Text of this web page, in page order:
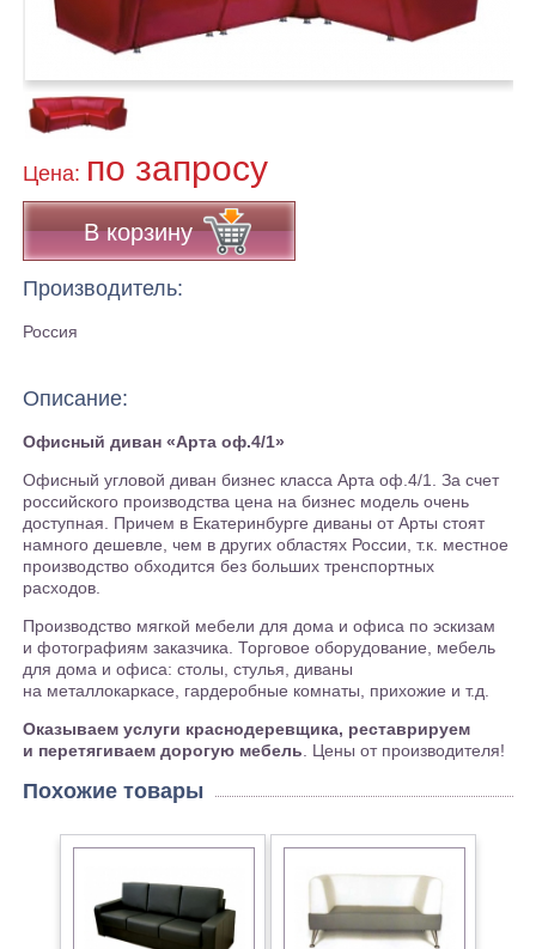
Цена: по запросу
В корзину
Производитель:
Россия
Описание:
Офисный диван «Арта оф.4/1»
Офисный угловой диван бизнес класса Арта оф.4/1. За счет
российского производства цена на бизнес модель очень
доступная. Причем в Екатеринбурге диваны от Арты стоят
намного дешевле, чем в других областях России, т.к. местное
производство обходится без больших тренспортных
расходов.
Производство мягкой мебели для дома и офиса по эскизам
и фотографиям заказчика. Торговое оборудование, мебель
для дома и офиса: столы, стулья, диваны
на металлокаркасе, гардеробные комнаты, прихожие и т.д.
Оказываем услуги краснодеревщика, реставрируем
и перетягиваем дорогую мебель . Цены от производителя!
Похожие товары